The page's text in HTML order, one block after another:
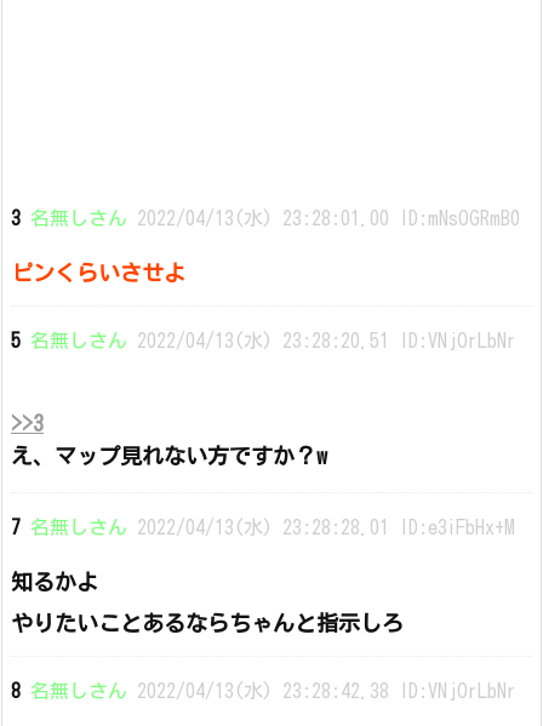
3 名無しさん 2022/04/13(水) 23:28:01.00 ID:mNsOGRmB0
ピンくらいさせよ
5 名無しさん 2022/04/13(水) 23:28:20.51 ID:VNjOrLbNr
>>3
え、マップ見れない方ですか？w
7 名無しさん 2022/04/13(水) 23:28:28.01 ID:e3iFbHx+M
知るかよ
やりたいことあるならちゃんと指示しろ
8 名無しさん 2022/04/13(水) 23:28:42.38 ID:VNjOrLbNr